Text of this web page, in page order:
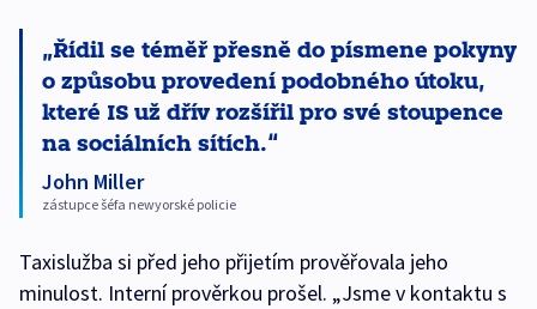
Řídil se téměř přesně do písmene pokyny
o způsobu provedení podobného útoku,
které IS už dřív rozšířil pro své stoupence
na sociálních sítích.
John Miller
zástupce šéfa newyorské policie
Taxislužba si před jeho přijetím prověřovala jeho
minulost. Interní prověrkou prošel. „Jsme v kontaktu s